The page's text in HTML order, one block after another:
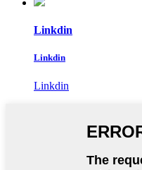
Linkdin
Linkdin
Linkdin